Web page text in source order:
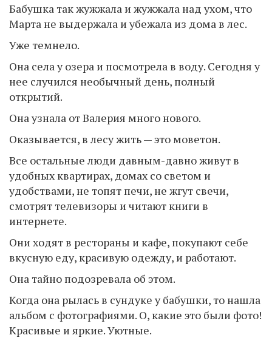
Бабушка так жужжала и жужжала над ухом, что
Марта не выдержала и убежала из дома в лес.
Уже темнело.
Она села у озера и посмотрела в воду. Сегодня у
нее случился необычный день, полный
открытий.
Она узнала от Валерия много нового.
Оказывается, в лесу жить — это моветон.
Все остальные люди давным-давно живут в
удобных квартирах, домах со светом и
удобствами, не топят печи, не жгут свечи,
смотрят телевизоры и читают книги в
интернете.
Они ходят в рестораны и кафе, покупают себе
вкусную еду, красивую одежду, и работают.
Она тайно подозревала об этом.
Когда она рылась в сундуке у бабушки, то нашла
альбом с фотографиями. О, какие это были фото!
Красивые и яркие. Уютные.